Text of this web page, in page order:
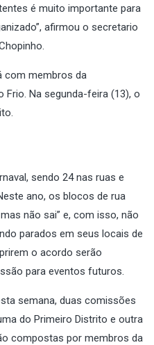
é muito importante para
afirmou o secretario
com membros da
Frio. Na segunda-feira (13), o
sendo 24 nas ruas e
ano, os blocos de rua
não sai” e, com isso, não
parados em seus locais de
o acordo serão
para eventos futuros.
semana, duas comissões
do Primeiro Distrito e outra
compostas por membros da